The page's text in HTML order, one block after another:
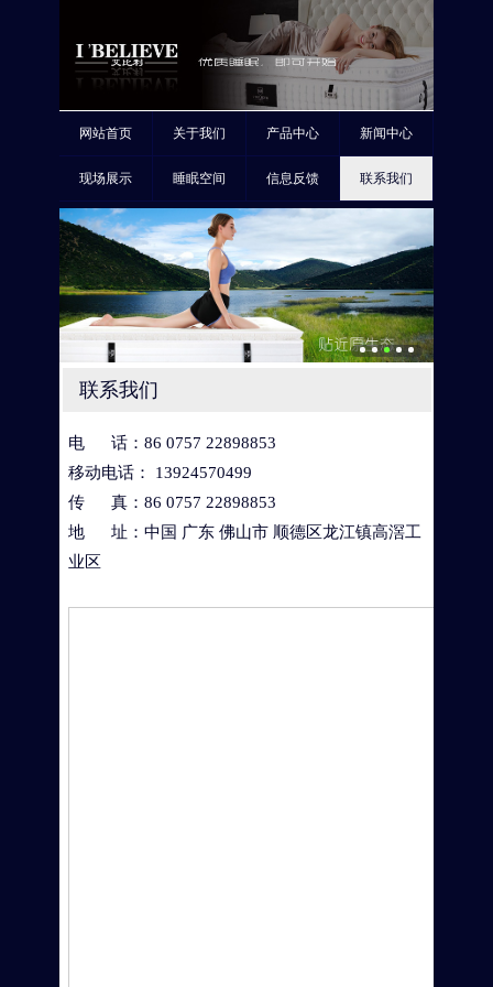
网站首页 关于我们 产品中心 新闻中心
现场展示 睡眠空间 信息反馈 联系我们
联系我们
电 话：86 0757 22898853
移动电话： 13924570499
传 真：86 0757 22898853
地 址：中国 广东 佛山市 顺德区龙江镇高滘工
业区